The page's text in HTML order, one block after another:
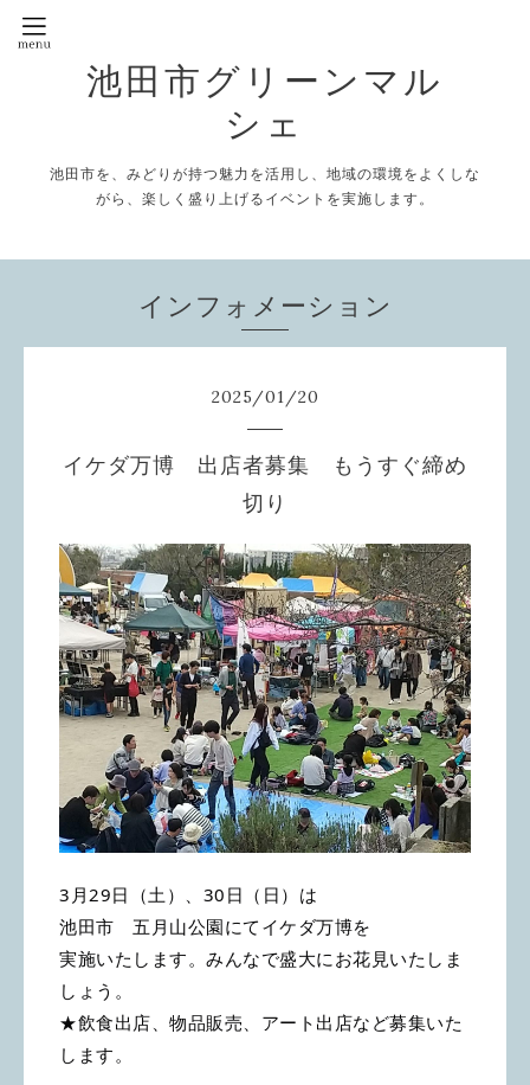
池田市グリーンマル
シェ
池田市を、みどりが持つ魅力を活用し、地域の環境をよくしな
がら、楽しく盛り上げるイベントを実施します。
インフォメーション
2025/01/20
イケダ万博 出店者募集 もうすぐ締め
切り
3月29日（土）、30日（日）は
池田市 五月山公園にてイケダ万博を
実施いたします。みんなで盛大にお花見いたしま
しょう。
★飲食出店、物品販売、アート出店など募集いた
します。